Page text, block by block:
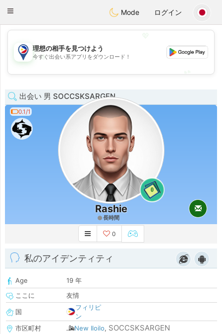
PhilippinesChat
Toggle
Mode ログイン
💖
💕
理想の相手を見つけよう
今すぐ出会い系アプリをダウンロード！
出会い 男 SOCCSKSARGEN
0.1/1
0
Rashie
長時間
0
私のアイデンティティ
Age
19 年
ここに
友情
国
フィリピ
ン
市区町村
New Iloilo, SOCCSKSARGEN